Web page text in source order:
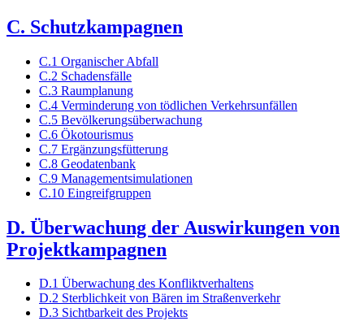
C. Schutzkampagnen
C.1 Organischer Abfall
C.2 Schadensfälle
C.3 Raumplanung
C.4 Verminderung von tödlichen Verkehrsunfällen
C.5 Bevölkerungsüberwachung
C.6 Ökotourismus
C.7 Ergänzungsfütterung
C.8 Geodatenbank
C.9 Managementsimulationen
C.10 Eingreifgruppen
D. Überwachung der Auswirkungen von
Projektkampagnen
D.1 Überwachung des Konfliktverhaltens
D.2 Sterblichkeit von Bären im Straßenverkehr
D.3 Sichtbarkeit des Projekts